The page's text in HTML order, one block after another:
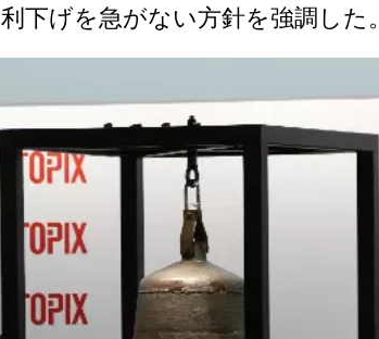
下げを急がない方針を強調した。